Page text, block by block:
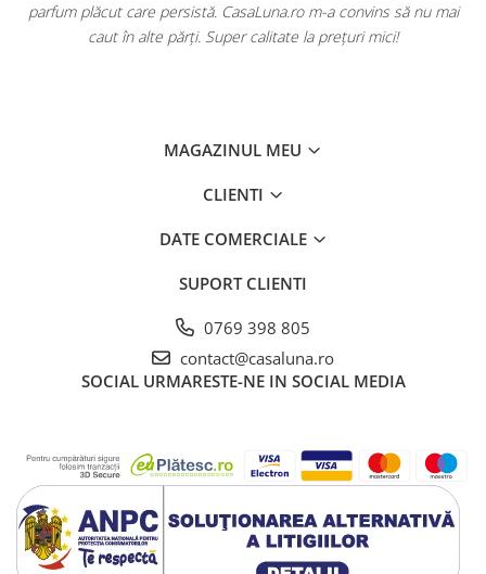
parfum plăcut care persistă. CasaLuna.ro m-a convins să nu mai
caut în alte părți. Super calitate la prețuri mici!
MAGAZINUL MEU
CLIENTI
DATE COMERCIALE
SUPORT CLIENTI
0769 398 805
contact@casaluna.ro
SOCIAL URMARESTE-NE IN SOCIAL MEDIA